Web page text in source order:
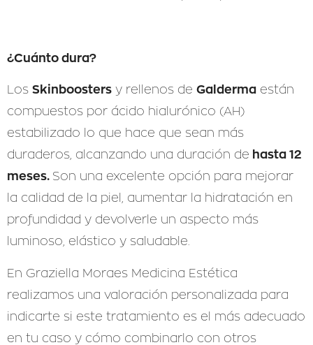
¿Cuánto dura?
Los Skinboosters y rellenos de Galderma están
compuestos por ácido hialurónico (AH)
estabilizado lo que hace que sean más
duraderos, alcanzando una duración de hasta 12
meses. Son una excelente opción para mejorar
la calidad de la piel, aumentar la hidratación en
profundidad y devolverle un aspecto más
luminoso, elástico y saludable.
En Graziella Moraes Medicina Estética
realizamos una valoración personalizada para
indicarte si este tratamiento es el más adecuado
en tu caso y cómo combinarlo con otros